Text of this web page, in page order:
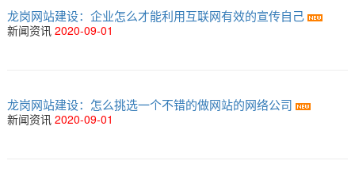
龙岗网站建设：企业怎么才能利用互联网有效的宣传自己
新闻资讯 2020-09-01
龙岗网站建设：怎么挑选一个不错的做网站的网络公司
新闻资讯 2020-09-01